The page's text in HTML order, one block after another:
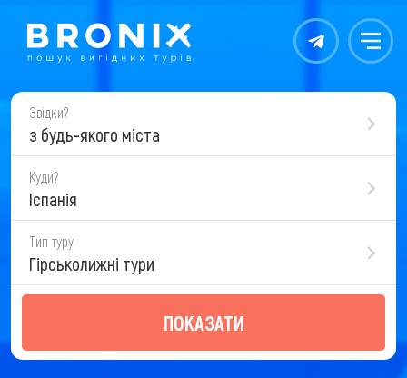
Контакты Меню
Звідки?
з будь-якого міста
Куди?
Іспанія
Тип туру
Гірськолижні тури
ПОКАЗАТИ